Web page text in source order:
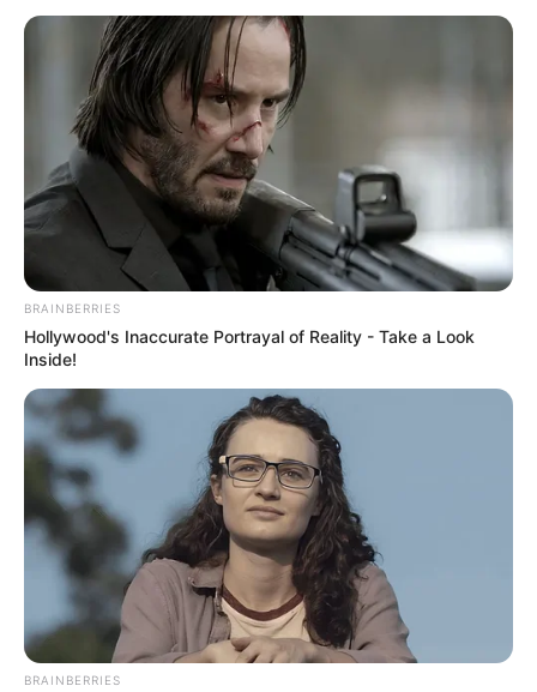
BRAINBERRIES
Hollywood's Inaccurate Portrayal of Reality - Take a Look
Inside!
BRAINBERRIES